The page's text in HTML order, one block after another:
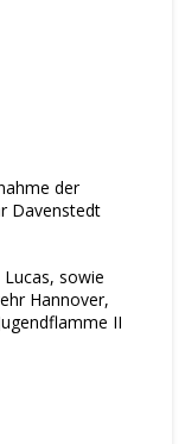
der
Davenstedt
sowie
Hannover,
II